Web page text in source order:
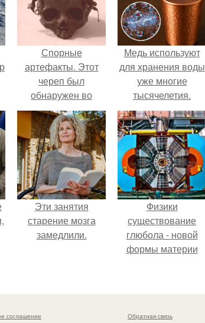
Спорные
артефакты. Этот
череп был
обнаружен во
Франции между
1920 и 1940 годами
и являлся одним из
самых спорных
артефактов того
времени.
Медь используют
для хранения воды
уже многие
тысячелетия.
Эти занятия
старение мозга
замедлили.
Физики
существование
глюбола - новой
формы материи
соглашение Обратная связь